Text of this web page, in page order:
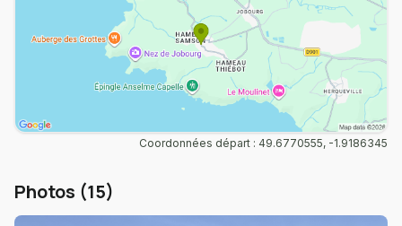
Coordonnées départ : 49.6770555, -1.9186345
Photos (15)